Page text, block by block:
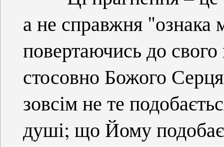
а не справжня "ознака
повертаючись до
стосовно Божого
зовсім не те
душі; що Йому